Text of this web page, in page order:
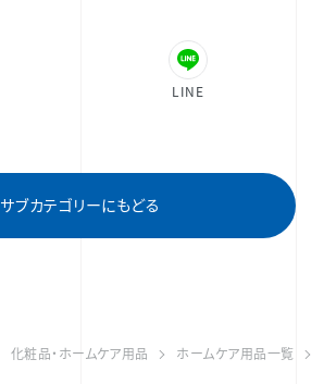
LINE
サブカテゴリーにもどる
化粧品・ホームケア用品 ホームケア用品一覧